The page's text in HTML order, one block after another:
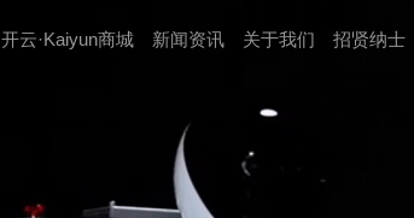
开云·Kaiyun商城 新闻资讯 关于我们 招贤纳⼠